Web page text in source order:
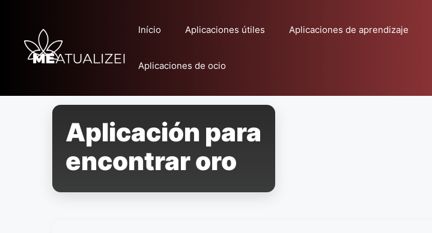
conteúdo
Início Aplicaciones útiles Aplicaciones de aprendizaje
Aplicaciones de ocio
Aplicación para
encontrar oro